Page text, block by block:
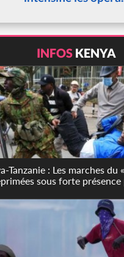
INFOS KENYA
Tanzanie : Les marches du
sous forte